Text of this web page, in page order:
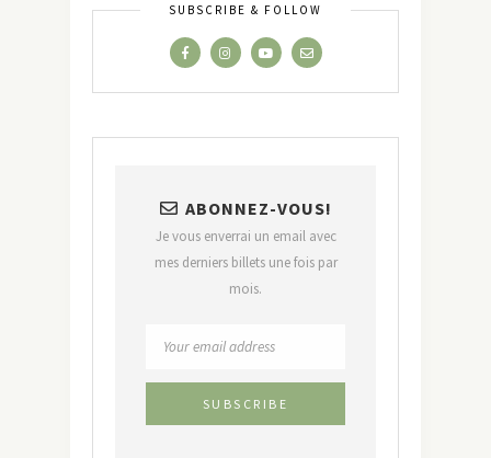
SUBSCRIBE & FOLLOW
ABONNEZ-VOUS!
Je vous enverrai un email avec
mes derniers billets une fois par
mois.